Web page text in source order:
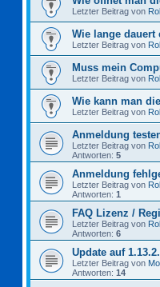
Letzter Beitrag von
Wie lange dauert
Letzter Beitrag von
Muss mein
Letzter Beitrag von
Wie kann man
Letzter Beitrag von
Anmeldung
Letzter Beitrag von
Antworten: 5
Anmeldung
Letzter Beitrag von
Antworten: 1
FAQ Lizenz /
Letzter Beitrag von
Antworten: 6
Update auf
Letzter Beitrag von
Antworten: 14